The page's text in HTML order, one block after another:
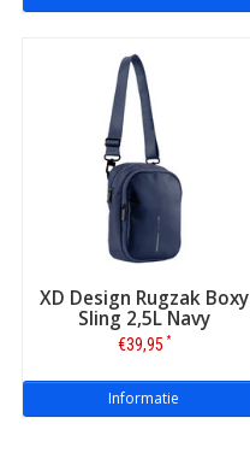
XD Design Rugzak Boxy
Sling 2,5L Navy
€39,95 *
Informatie